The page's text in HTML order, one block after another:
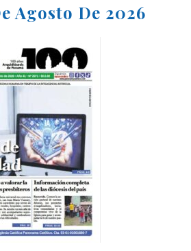
Agosto De 2026